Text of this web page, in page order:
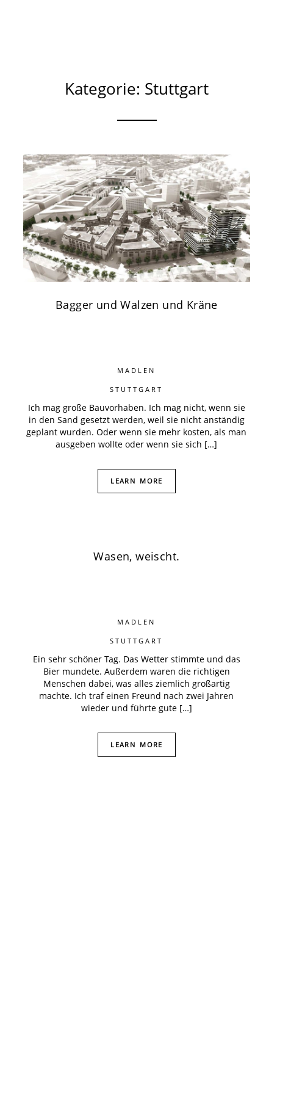
Kategorie: Stuttgart
Bagger und Walzen und Kräne
MADLEN
STUTTGART
Ich mag große Bauvorhaben. Ich mag nicht, wenn sie
in den Sand gesetzt werden, weil sie nicht anständig
geplant wurden. Oder wenn sie mehr kosten, als man
ausgeben wollte oder wenn sie sich […]
LEARN MORE
Wasen, weischt.
MADLEN
STUTTGART
Ein sehr schöner Tag. Das Wetter stimmte und das
Bier mundete. Außerdem waren die richtigen
Menschen dabei, was alles ziemlich großartig
machte. Ich traf einen Freund nach zwei Jahren
wieder und führte gute […]
LEARN MORE